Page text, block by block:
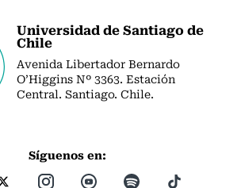
Universidad de Santiago de
Chile
Avenida Libertador Bernardo
O’Higgins Nº 3363. Estación
Central. Santiago. Chile.
Síguenos en: